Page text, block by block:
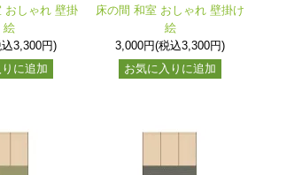
おしゃれ 壁掛
絵
3,300円)
に追加
床の間 和室 おしゃれ 壁掛け
絵
3,000円(税込3,300円)
お気に入りに追加